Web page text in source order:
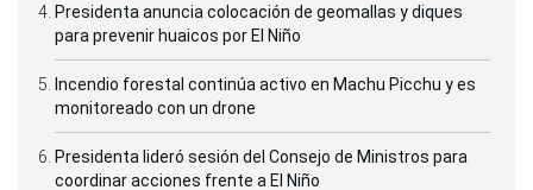
Presidenta anuncia colocación de geomallas y diques
para prevenir huaicos por El Niño
Incendio forestal continúa activo en Machu Picchu y es
monitoreado con un drone
Presidenta lideró sesión del Consejo de Ministros para
coordinar acciones frente a El Niño